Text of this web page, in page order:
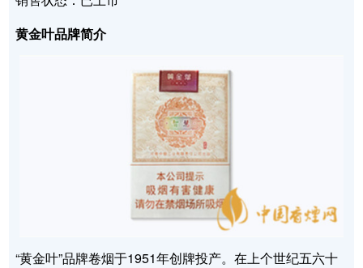
黄金叶品牌简介
“黄金叶”品牌卷烟于1951年创牌投产。在上个世纪五六十